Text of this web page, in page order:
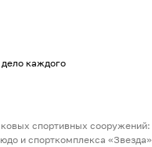
каждого
спортивных сооружений:
и спорткомплекса «Звезда»